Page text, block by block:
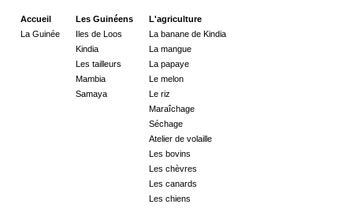
Accueil
La Guinée
Les Guinéens
Iles de Loos
Kindia
Les tailleurs
Mambia
Samaya
L'agriculture
La banane de Kindia
La mangue
La papaye
Le melon
Le riz
Maraîchage
Séchage
Atelier de volaille
Les bovins
Les chèvres
Les canards
Les chiens